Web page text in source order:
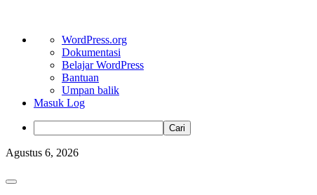
Tentang
WordPress
WordPress.org
Dokumentasi
Belajar WordPress
Bantuan
Umpan balik
Masuk Log
Cari
Skip
content
Agustus 6, 2026
Primary